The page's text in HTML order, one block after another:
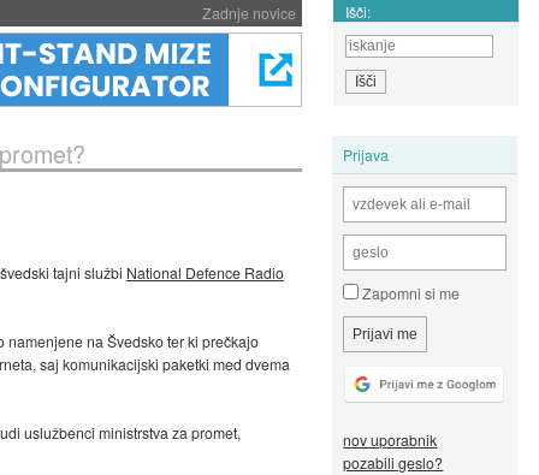
Zadnje novice Išči:
Prijava
Zapomni si me
nov uporabnik
pozabili geslo?
tajni službi National Defence Radio
namenjene na Švedsko ter ki prečkajo
saj komunikacijski paketki med dvema
uslužbenci ministrstva za promet,